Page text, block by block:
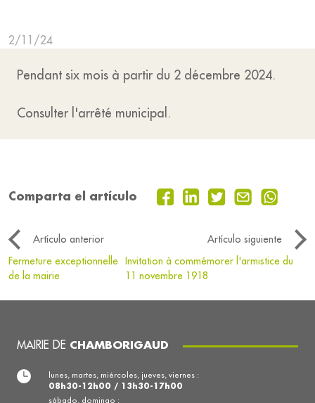
2/11/24
Pendant six mois à partir du 2 décembre 2024.
Consulter l'arrêté municipal.
Comparta el artículo
Artículo anterior
Artículo siguiente
Fermeture exceptionnelle
de la mairie
Invitation à commémorer l'armistice du
11 novembre 1918
MAIRIE DE CHAMBORIGAUD
lunes, martes, miércoles, jueves, viernes :
08h30-12h00 / 13h30-17h00
sábado, domingo :